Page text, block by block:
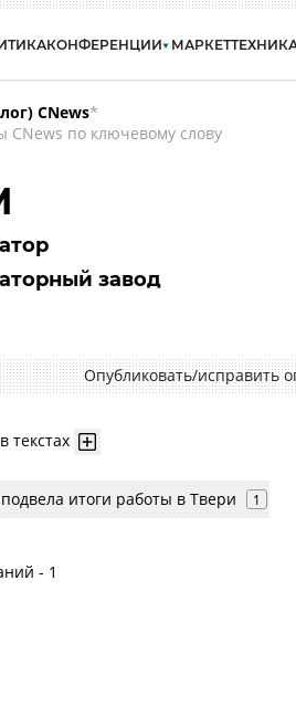
КОНФЕРЕНЦИИ МАРКЕТ
CNews*
CNews по ключевому слову
завод
Опубликовать/исправить
текстах
итоги работы в Твери 1
- 1